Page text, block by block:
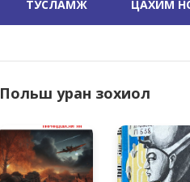
ТУСЛАМЖ ЦАХИМ
Польш уран зохиол